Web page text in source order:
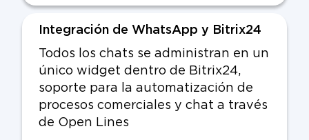
Integración de WhatsApp y Bitrix24
Todos los chats se administran en un
único widget dentro de Bitrix24,
soporte para la automatización de
procesos comerciales y chat a través
de Open Lines